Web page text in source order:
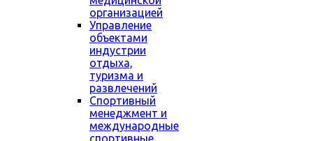
организацией
Управление
объектами
индустрии
отдыха,
туризма и
развлечений
Спортивный
менеджмент и
международные
спортивные